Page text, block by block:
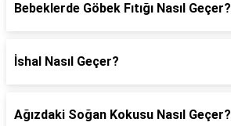
Bebeklerde Göbek Fıtığı Nasıl Geçer?
İshal Nasıl Geçer?
Ağızdaki Soğan Kokusu Nasıl Geçer?